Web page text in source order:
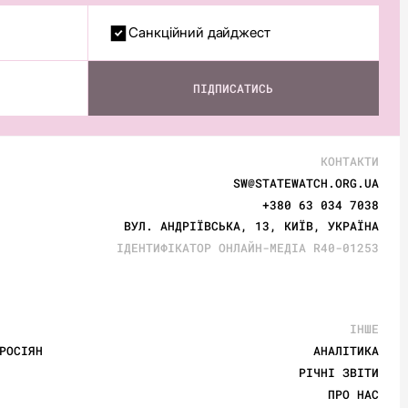
Санкційний дайджест
ПІДПИСАТИСЬ
КОНТАКТИ
SW@STATEWATCH.ORG.UA
+380 63 034 7038
ВУЛ. АНДРІЇВСЬКА, 13, КИЇВ, УКРАЇНА
ІДЕНТИФІКАТОР ОНЛАЙН-МЕДІА R40-01253
ІНШЕ
АНАЛІТИКА
РІЧНІ ЗВІТИ
ПРО НАС